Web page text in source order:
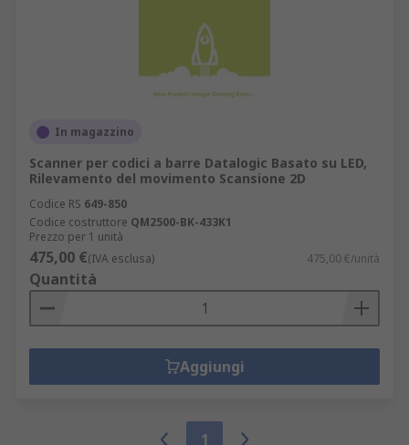
In magazzino
Scanner per codici a barre Datalogic Basato su LED,
Rilevamento del movimento Scansione 2D
Codice RS 649-850
Codice costruttore QM2500-BK-433K1
Prezzo per 1 unità
475,00 €(IVA esclusa) 475,00 €/unità
Quantità
Aggiungi
1